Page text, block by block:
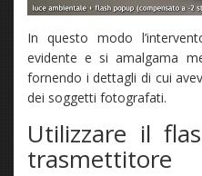
In questo modo
evidente e si amalgama
fornendo i dettagli di cui
dei soggetti fotografati.
Utilizzare il
trasmettitore